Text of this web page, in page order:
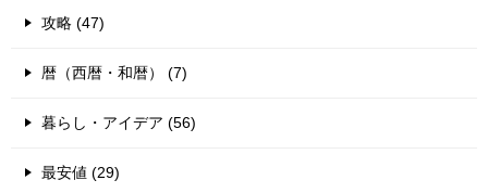
攻略 (47)
暦（西暦・和暦） (7)
暮らし・アイデア (56)
最安値 (29)